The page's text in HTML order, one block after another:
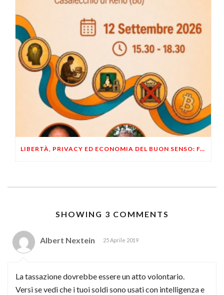
LIBERTÀ, PRIVACY ED ECONOMIA DEL BUON SENSO: FACCO E MUSUMECI A CASALECCHIO DI RENO (BO)
SHOWING 3 COMMENTS
Albert Nextein 25 Aprile 2019
La tassazione dovrebbe essere un atto volontario.
Versi se vedi che i tuoi soldi sono usati con intelligenza e